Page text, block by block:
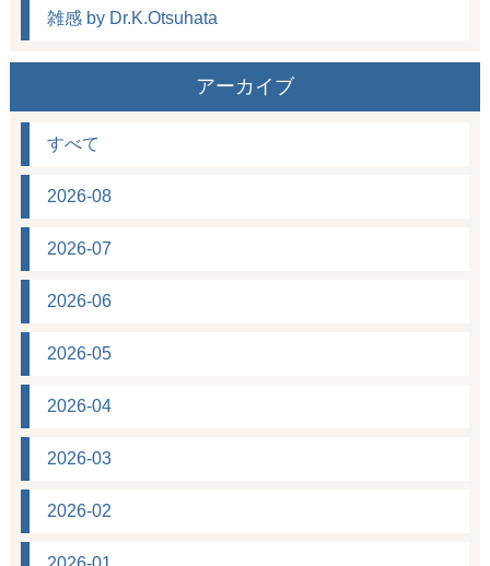
雑感 by Dr.K.Otsuhata
アーカイブ
すべて
2026-08
2026-07
2026-06
2026-05
2026-04
2026-03
2026-02